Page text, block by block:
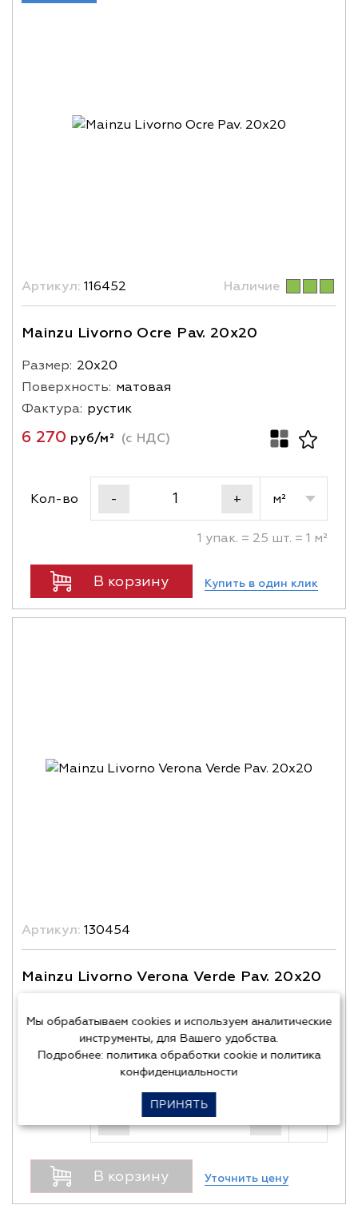
Артикул: 116452 Наличие
Mainzu Livorno Ocre Pav. 20x20
Размер: 20х20
Поверхность: матовая
Фактура: рустик
6 270 руб/м² (с НДС)
Кол-во - + м²
1 упак. = 25 шт. = 1 м²
В корзину Купить в один клик
Артикул: 130454
Mainzu Livorno Verona Verde Pav. 20x20
Фактура:
Цена уточняется
- +
В корзину Уточнить цену
Мы обрабатываем cookies и используем аналитические
инструменты, для Вашего удобства.
Подробнее: политика обработки cookieи политика
конфиденциальности
ПРИНЯТЬ